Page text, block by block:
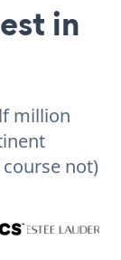
in
million
not)